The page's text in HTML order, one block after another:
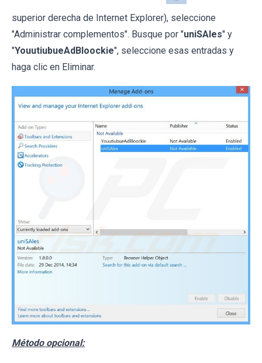
superior derecha de Internet Explorer), seleccione
"Administrar complementos". Busque por "uniSAles" y
"YouutiubueAdBloockie", seleccione esas entradas y
haga clic en Eliminar.
Método opcional: